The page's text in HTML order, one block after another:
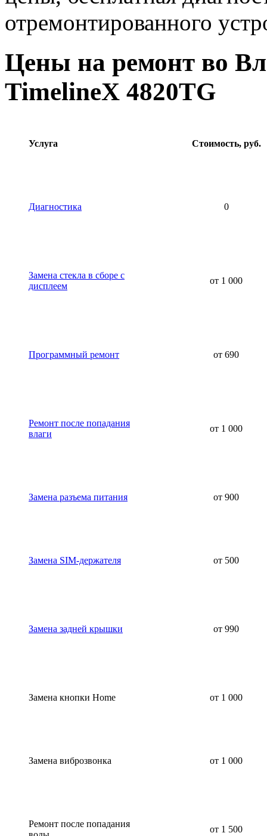
отремонтированного
Цены на ремонт во
TimelineX 4820TG
Услуга Стоимость, руб.
Диагностика 0
Замена стекла в сборе с
дисплеем
от 1 000
Программный ремонт от 690
Ремонт после попадания
влаги
от 1 000
Замена разъема питания от 900
Замена SIM-держателя от 500
Замена задней крышки от 990
Замена кнопки Home от 1 000
Замена виброзвонка от 1 000
Ремонт после попадания
от 1 500